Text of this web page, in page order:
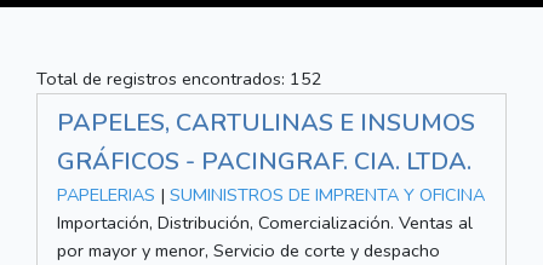
Total de registros encontrados: 152
PAPELES, CARTULINAS E INSUMOS
GRÁFICOS - PACINGRAF. CIA. LTDA.
PAPELERIAS | SUMINISTROS DE IMPRENTA Y OFICINA
Importación, Distribución, Comercialización. Ventas al
por mayor y menor, Servicio de corte y despacho